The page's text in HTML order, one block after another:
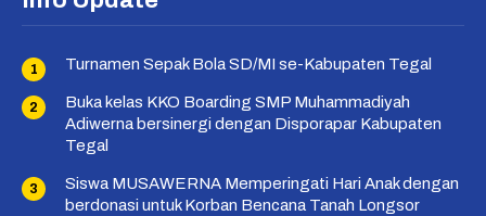
Turnamen Sepak Bola SD/MI se-Kabupaten Tegal
Buka kelas KKO Boarding SMP Muhammadiyah
Adiwerna bersinergi dengan Disporapar Kabupaten
Tegal
Siswa MUSAWERNA Memperingati Hari Anak dengan
berdonasi untuk Korban Bencana Tanah Longsor